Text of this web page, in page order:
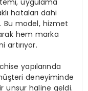
hataları dahi
Bu model, hizmet
hem marka
yapılarında
deneyiminde
unsur haline geldi.